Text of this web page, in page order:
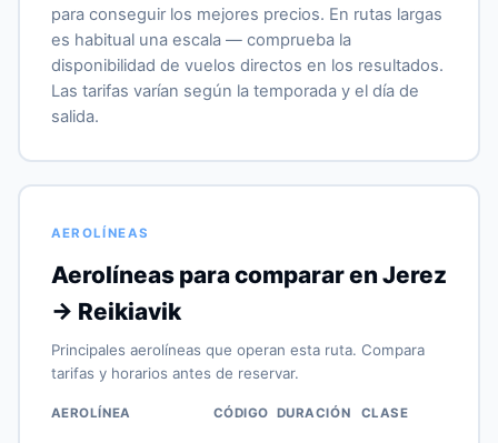
para conseguir los mejores precios. En rutas largas
es habitual una escala — comprueba la
disponibilidad de vuelos directos en los resultados.
Las tarifas varían según la temporada y el día de
salida.
AEROLÍNEAS
Aerolíneas para comparar en Jerez
→ Reikiavik
Principales aerolíneas que operan esta ruta. Compara
tarifas y horarios antes de reservar.
AEROLÍNEA CÓDIGO DURACIÓN CLASE